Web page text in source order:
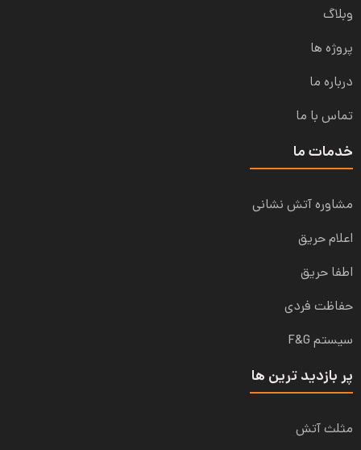
وبلاگ
پروژه ها
درباره ما
تماس با ما
خدمات ما
مشاوره آتش نشانی
اعلام حریق
اطفا حریق
حفاظت فردی
سیستم F&G
پر بازدید ترین ها
مثلث آتش